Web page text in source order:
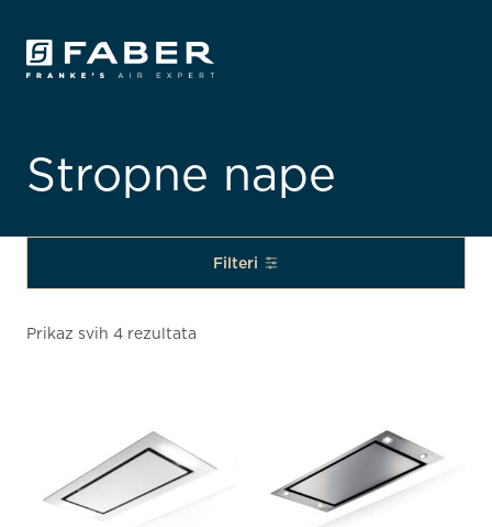
Stropne nape
Filteri
Prikaz svih 4 rezultata